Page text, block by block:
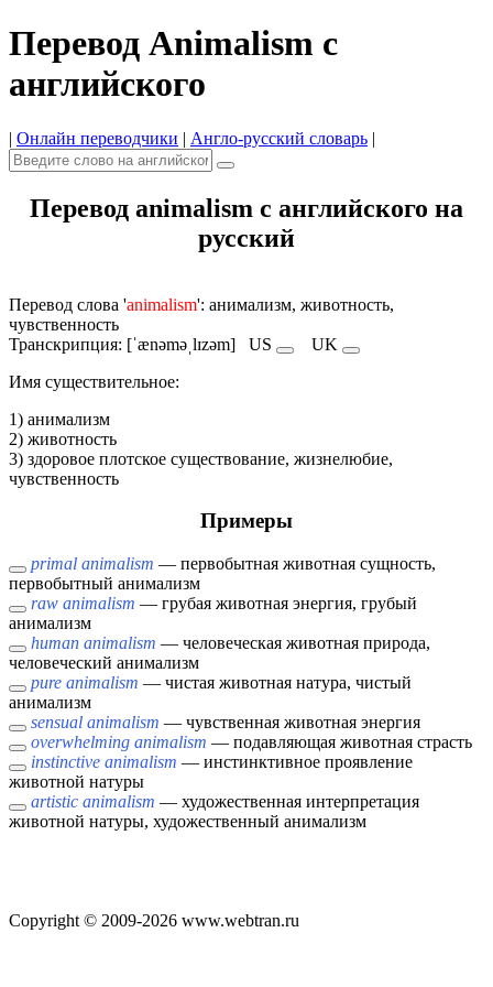
Перевод Animalism с
английского
| Онлайн переводчики | Англо-русский словарь |
Перевод animalism с английского на
русский
Перевод слова 'animalism': анимализм, животность,
чувственность
Транскрипция: [ˈænəməˌlɪzəm] US
UK
Имя cуществительное:
1) анимализм
2) животность
3) здоровое плотское существование, жизнелюбие,
чувственность
Примеры
primal animalism — первобытная животная сущность,
первобытный анимализм
raw animalism — грубая животная энергия, грубый
анимализм
human animalism — человеческая животная природа,
человеческий анимализм
pure animalism — чистая животная натура, чистый
анимализм
sensual animalism — чувственная животная энергия
overwhelming animalism — подавляющая животная страсть
instinctive animalism — инстинктивное проявление
животной натуры
artistic animalism — художественная интерпретация
животной натуры, художественный анимализм
Copyright © 2009-2026 www.webtran.ru